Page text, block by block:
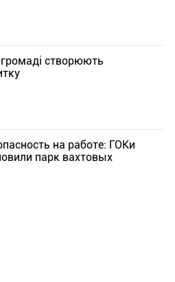
створюють
на работе: ГОКи
парк вахтовых